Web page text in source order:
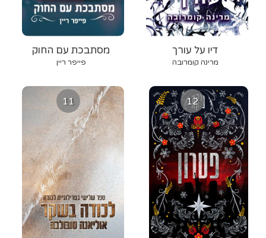
מסתבכת עם החוק
פייפר ריין
דיו על עורך
מרינה קומרובה
11 12